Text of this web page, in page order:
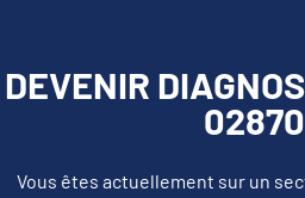
DEVENIR
Vous êtes actuellement sur un